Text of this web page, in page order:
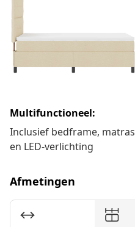
Multifunctioneel:
Inclusief bedframe, matras
en LED-verlichting
Afmetingen